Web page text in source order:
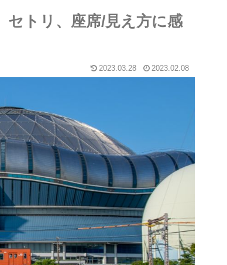
セトリ、座席/見え方に感
2023.03.28 2023.02.08